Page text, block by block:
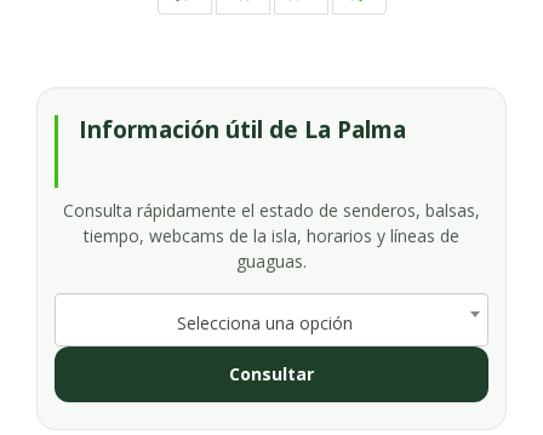
Información útil de La Palma
Consulta rápidamente el estado de senderos, balsas,
tiempo, webcams de la isla, horarios y líneas de
guaguas.
Selecciona una opción
Consultar